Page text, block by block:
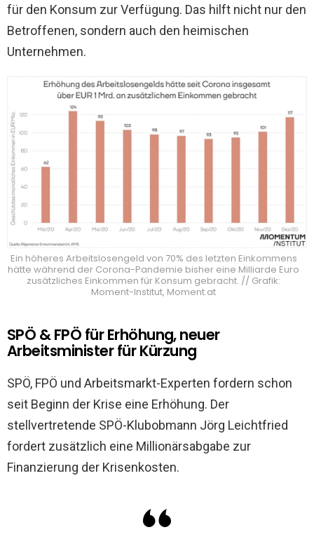
für den Konsum zur Verfügung. Das hilft nicht nur den
Betroffenen, sondern auch den heimischen
Unternehmen.
Ein höheres Arbeitslosengeld von 70% des letzten Einkommens
hätte während der Corona-Pandemie bisher eine Milliarde Euro
zusätzliches Einkommen für Konsum gebracht. // Grafik:
Moment-Institut, Moment.at
SPÖ & FPÖ für Erhöhung, neuer
Arbeitsminister für Kürzung
SPÖ, FPÖ und Arbeitsmarkt-Experten fordern schon
seit Beginn der Krise eine Erhöhung. Der
stellvertretende SPÖ-Klubobmann Jörg Leichtfried
fordert zusätzlich eine Millionärsabgabe zur
Finanzierung der Krisenkosten.